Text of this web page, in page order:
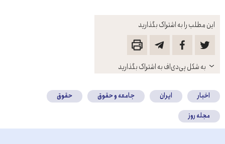
این مطلب را به اشتراک بگذارید
باز
کنید
به شکل پی‌دی‌اف به اشتراک بگذارید
اخبار ایران جامعه و حقوق
حقوق
مجله روز